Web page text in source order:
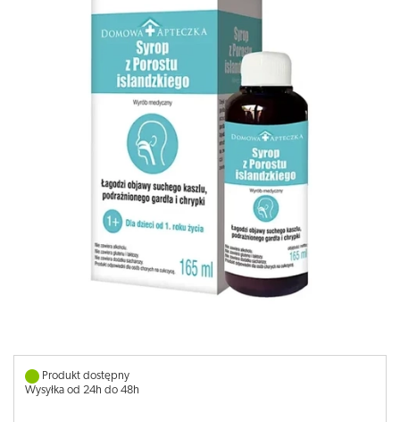
Produkt dostępny
Wysyłka od 24h do 48h